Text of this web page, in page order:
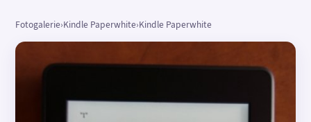
Fotogalerie›Kindle Paperwhite›Kindle Paperwhite